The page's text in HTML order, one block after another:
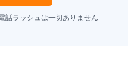
話ラッシュは一切ありません